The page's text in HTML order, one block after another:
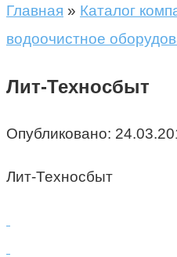
Главная » Каталог
водоочистное
Лит-Техносбыт
Опубликовано:
Лит-Техносбыт